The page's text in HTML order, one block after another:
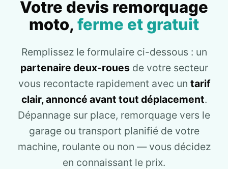
Votre devis remorquage
moto, ferme et gratuit
Remplissez le formulaire ci-dessous : un
partenaire deux-rouesde votre secteur
vous recontacte rapidement avec un tarif
clair, annoncé avant tout déplacement.
Dépannage sur place, remorquage vers le
garage ou transport planifié de votre
machine, roulante ou non — vous décidez
en connaissant le prix.